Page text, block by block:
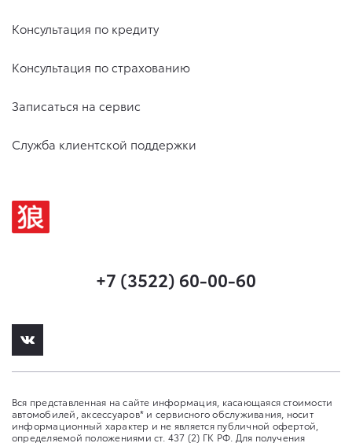
Консультация по кредиту
Консультация по страхованию
Записаться на сервис
Служба клиентской поддержки
+7 (3522) 60-00-60
Вся представленная на сайте информация, касающаяся стоимости
автомобилей, аксессуаров* и сервисного обслуживания, носит
информационный характер и не является публичной офертой,
определяемой положениями ст. 437 (2) ГК РФ. Для получения